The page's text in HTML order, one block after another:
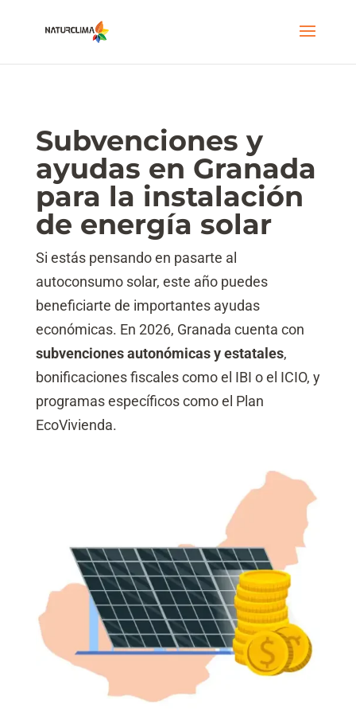
Subvenciones y
ayudas en Granada
para la instalación
de energía solar
Si estás pensando en pasarte al
autoconsumo solar, este año puedes
beneficiarte de importantes ayudas
económicas. En 2026, Granada cuenta con
subvenciones autonómicas y estatales,
bonificaciones fiscales como el IBI o el ICIO, y
programas específicos como el Plan
EcoVivienda.